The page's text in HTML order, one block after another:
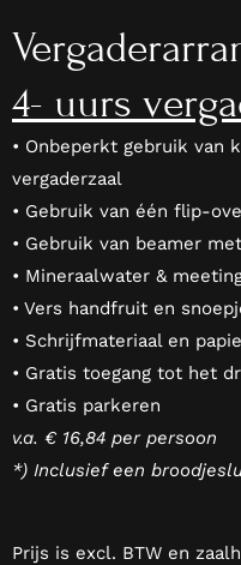
4- uurs
• Onbeperkt gebruik
vergaderzaal
• Gebruik van één flip-
• Gebruik van beamer
• Mineraalwater &
• Vers handfruit en
• Schrijfmateriaal en
• Gratis toegang tot het
• Gratis parkeren
v.a. € 16,84 per persoon
*) Inclusief een
Prijs is excl. BTW en